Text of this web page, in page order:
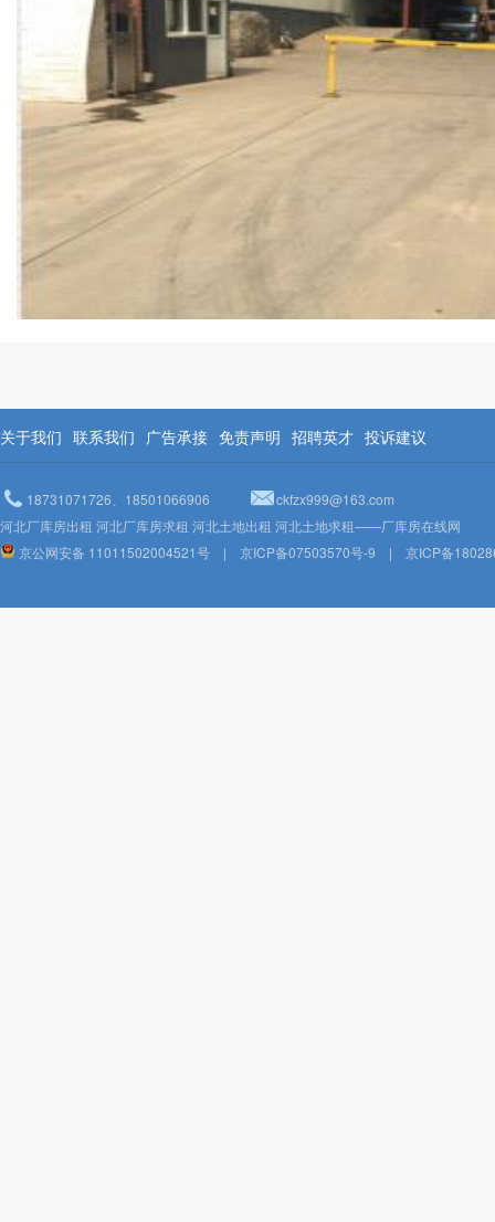
关于我们 联系我们 广告承接 免责声明 招聘英才 投诉建议
18731071726、18501066906
ckfzx999@163.com
河北厂库房出租 河北厂库房求租 河北土地出租 河北土地求租——厂库房在线网
京公网安备 11011502004521号 | 京ICP备07503570号-9 | 京ICP备